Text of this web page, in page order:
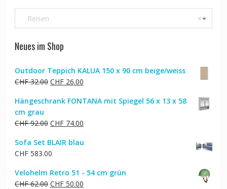
×
Reisen
Neues im Shop
Outdoor Teppich KALUA 150 x 90 cm beige/weiss
CHF32.00 Ursprünglicher
war:
CHF26.00Aktueller
ist:
Hängeschrank FONTANA mit Spiegel 56 x 13 x 58
cm grau
CHF92.00 Ursprünglicher
war:
CHF 92.00
CHF74.00Aktueller
ist:
Sofa Set BLAIR blau
CHF583.00
Velohelm Retro 51 - 54 cm grün
CHF62.00 Ursprünglicher
CHF50.00Aktueller